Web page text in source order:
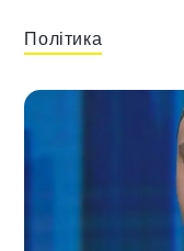
Політика